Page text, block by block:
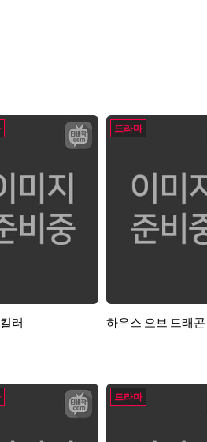
러
드라마
하우스 오브 드래곤
드라마